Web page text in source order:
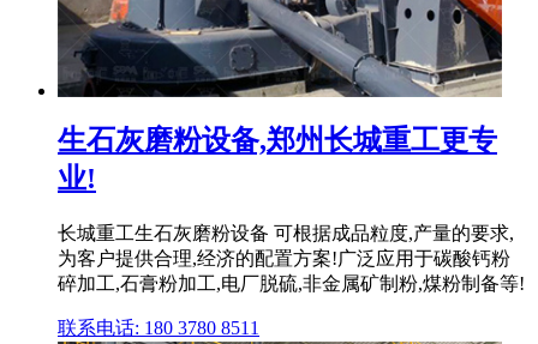
生石灰磨粉设备,郑州长城重工更专
业!
长城重工生石灰磨粉设备 可根据成品粒度,产量的要求,
为客户提供合理,经济的配置方案!广泛应用于碳酸钙粉
碎加工,石膏粉加工,电厂脱硫,非金属矿制粉,煤粉制备等!
联系电话: 180 3780 8511